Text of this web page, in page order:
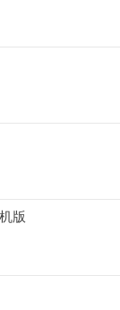
同样地到了后面
版